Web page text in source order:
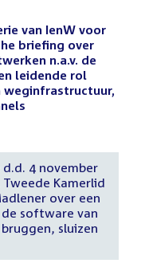
van IenW voor
briefing over
n.a.v. de
leidende rol
weginfrastructuur,
4 november
Tweede Kamerlid
over een
software van
sluizen